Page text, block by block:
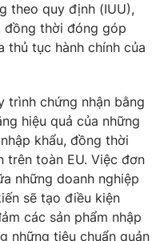
video
Thể thao
theo quy định (IUU),
đồng thời đóng góp
thủ tục hành chính của
trình chứng nhận bằng
hiệu quả của những
khẩu, đồng thời
toàn EU. Việc đơn
những doanh nghiệp
sẽ tạo điều kiện
các sản phẩm nhập
những tiêu chuẩn quản